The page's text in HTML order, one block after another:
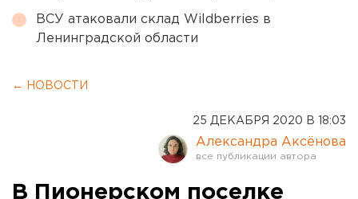
ВСУ атаковали склад Wildberries в
Ленинградской области
← НОВОСТИ
25 ДЕКАБРЯ 2020 В 18:03
Александра Аксёнова
В Пионерском поселке